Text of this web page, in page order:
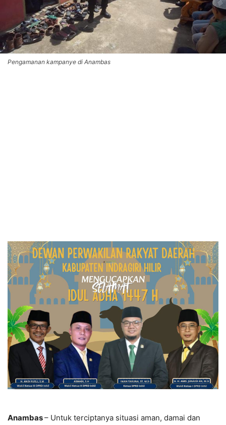
Pengamanan kampanye di Anambas
Anambas– Untuk terciptanya situasi aman, damai dan